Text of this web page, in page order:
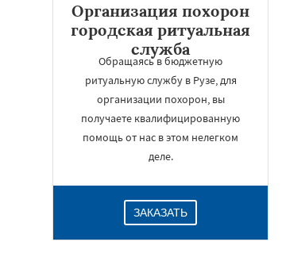
Организация похорон
городская ритуальная
служба
Обращаясь в бюджетную
ритуальную службу в Рузе, для
организации похорон, вы
получаете квалифицированную
помощь от нас в этом нелегком
деле.
ЗАКАЗАТЬ